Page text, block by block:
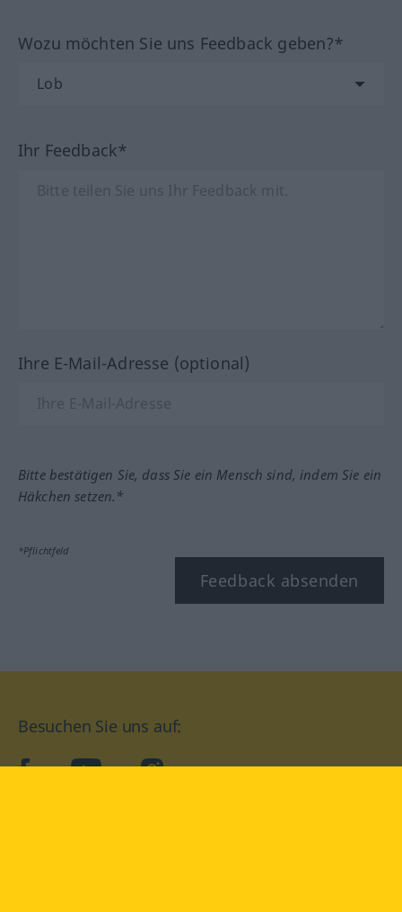
Wozu möchten Sie uns Feedback geben?*
Ihr Feedback*
Ihre E-Mail-Adresse (optional)
Bitte bestätigen Sie, dass Sie ein Mensch sind, indem Sie ein
Häkchen setzen.*
*Pflichtfeld
Feedback absenden
Besuchen Sie uns auf:
facebookYouTube Instagram